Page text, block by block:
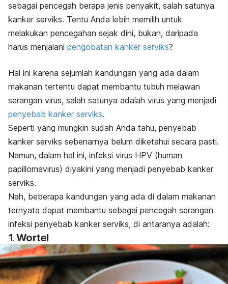
sebagai pencegah berapa jenis penyakit, salah satunya
kanker serviks. Tentu Anda lebih memilih untuk
melakukan pencegahan sejak dini, bukan, daripada
harus menjalani pengobatan kanker serviks?
Hal ini karena sejumlah kandungan yang ada dalam
makanan tertentu dapat membantu tubuh melawan
serangan virus, salah satunya adalah virus yang menjadi
penyebab kanker serviks.
Seperti yang mungkin sudah Anda tahu, penyebab
kanker serviks sebenarnya belum diketahui secara pasti.
Namun, dalam hal ini, infeksi virus HPV (human
papillomavirus) diyakini yang menjadi penyebab kanker
serviks.
Nah, beberapa kandungan yang ada di dalam makanan
ternyata dapat membantu sebagai pencegah serangan
infeksi penyebab kanker serviks, di antaranya adalah:
1. Wortel